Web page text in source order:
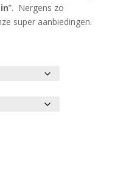
”. Nergens zo
super aanbiedingen.